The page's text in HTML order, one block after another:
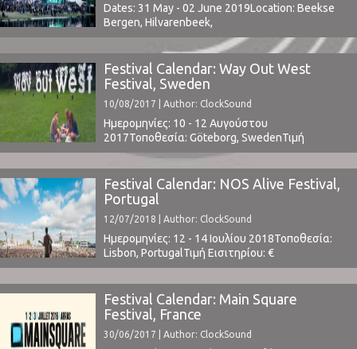
Dates: 31 May - 02 June 2019Location: Beekse
Bergen, Hilvarenbeek,
NetherlandsTickets | Lineup ⁪
Festival Calendar: Way Out West
Festival, Sweden
10/08/2017 | Author: ClockSound
Ημερομηνίες: 10 - 12 Αυγούστου
2017Τοποθεσία: Göteborg, SwedenΤιμή
Εισιτηρίου: € 235 (€ 155 early
bird)Χωρητικότητα: 25,000Το Line Up
περιλαμβάνει: The Shins, Feist, Lisa Hannigan,
Frank Ocean, Chance The Rapper, The xx, Lana
Del Ray, Pixies, Young Thug, Angel Olsen,
Perfume Genius, Mac DeMarco, Major Lazer, Ryan
Adams, Thee Oh Sees, Mø, Sampha, Cashmere ...
Festival Calendar: NOS Alive Festival,
Portugal
12/07/2018 | Author: ClockSound
Ημερομηνίες: 12 - 14 Ιουλίου 2018Τοποθεσία:
Lisbon, PortugalΤιμή Εισιτηρίου: €
129Χωρητικότητα: 50,000Το Line Up
περιλαμβάνει:Alice in Chains, At The Drive In,
Beatriz Pessoa, Bernardo, Chvrches, Dead
End, DJ Glue, Eels, Franz Ferdinand, Friendly
Fires, Fumaxa, Future Islands, Here's Johnny, Jack
White, Khalid, Mallu Magalhães, Marmozets,
Festival Calendar: Main Square
Festival, France
30/06/2017 | Author: ClockSound